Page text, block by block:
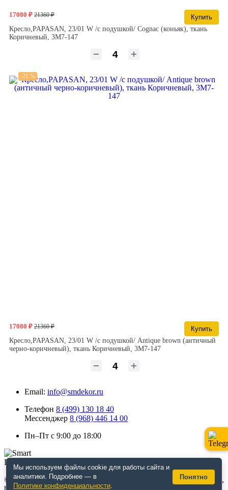
17080 ₽ 21360 ₽
Купить
Кресло,PAPASAN, 23/01 W /с подушкой/ Cognac (коньяк), ткань
Коричневый, 3М7-147
17080 ₽ 21360 ₽
-21 %
Купить
Кресло,PAPASAN, 23/01 W /с подушкой/ Antique brown (античный
черно-коричневый), ткань Коричневый, 3М7-147
Email: info@smdekor.ru
Телефон 8 (499) 130 18 40
Мессенджер 8 (968) 446 14 00
Пн–Пт с 9:00 до 18:00
© 2026 г. Москва. Дизайнерская мебель для кафе и ресторанов,
Мы используем файлы cookie для работы сайта и
аналитики. Подробнее — в
Политике конфиденциальности.
Понятно